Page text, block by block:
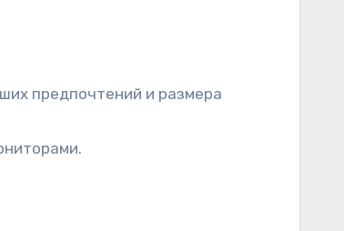
предпочтений и размера